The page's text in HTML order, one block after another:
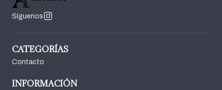
Síguenos
CATEGORÍAS
Contacto
INFORMACIÓN